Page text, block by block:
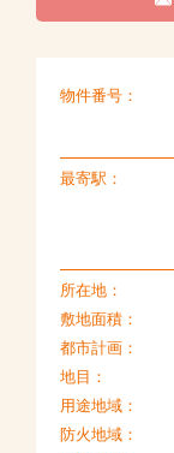
物件番号：
最寄駅：
所在地：
敷地面積：
都市計画：
地目：
用途地域：
防火地域：